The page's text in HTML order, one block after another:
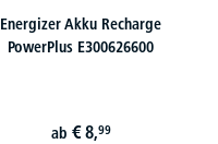
Energizer Akku Recharge
PowerPlus E300626600
ab € 8,99